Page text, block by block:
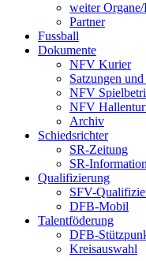
weiter
Partner
Fussball
Dokumente
NFV Kurier
Satzungen
NFV
NFV
Archiv
Schiedsrichter
SR-Zeitung
SR-
Qualifizierung
SFV-
DFB-Mobil
Talentföderung
DFB-
Kreisauswahl